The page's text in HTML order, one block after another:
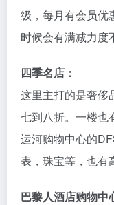
级，每月有会员优
时候会有满减力度
四季名店：
这里主打的是奢侈
七到八折。一楼也
运河购物中心的
表，珠宝等，也有
巴黎人酒店购物中